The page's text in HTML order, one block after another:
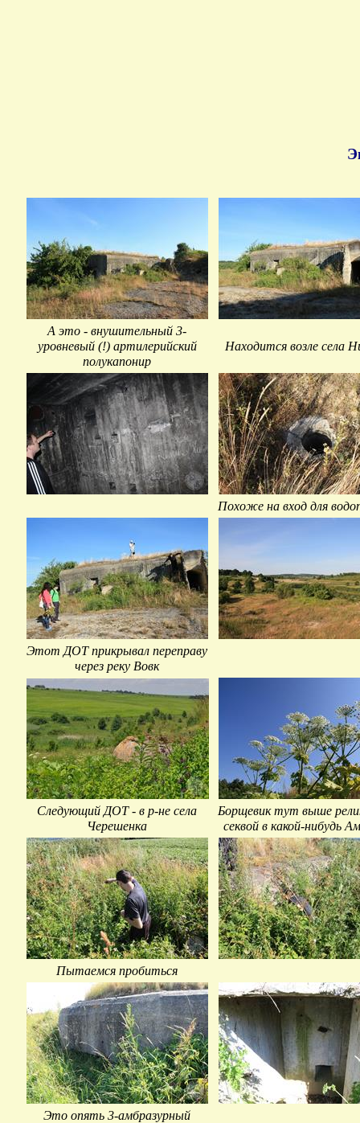
А это - внушительный 3-
уровневый (!) артилерийский
полукапонир
Находится возле села
Похоже на вход для
Этот ДОТ прикрывал переправу
через реку Вовк
Следующий ДОТ - в р-не села
Черешенка
Борщевик тут выше
секвой в какой-нибудь
Пытаемся пробиться
Это опять 3-амбразурный